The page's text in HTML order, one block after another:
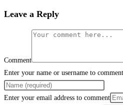
Leave a Reply
Comment
Enter your name or username to comment
Enter your email address to comment